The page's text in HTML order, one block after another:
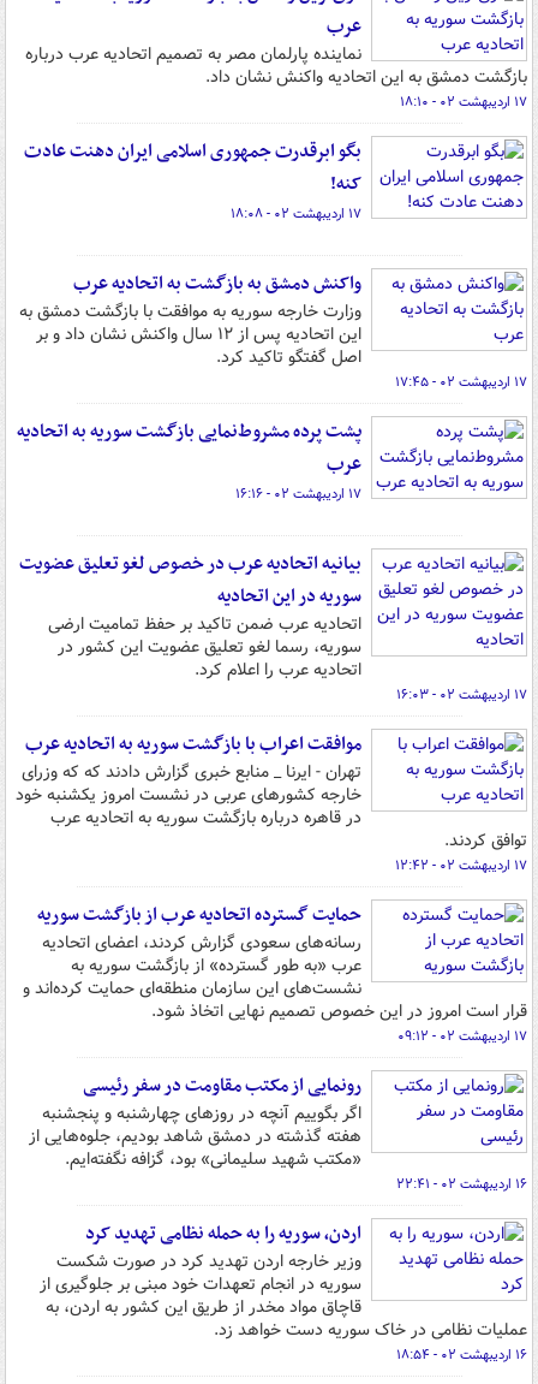
عرب
نماینده پارلمان مصر به تصمیم اتحادیه عرب درباره
بازگشت دمشق به این اتحادیه واکنش نشان داد.
۱۷ اردیبهشت ۰۲ - ۱۸:۱۰
بگو ابرقدرت جمهوری اسلامی ایران دهنت عادت
کنه!
۱۷ اردیبهشت ۰۲ - ۱۸:۰۸
واکنش دمشق به بازگشت به اتحادیه عرب
وزارت خارجه سوریه به موافقت با بازگشت دمشق به
این اتحادیه پس از ۱۲ سال واکنش نشان داد و بر
اصل گفتگو تاکید کرد.
۱۷ اردیبهشت ۰۲ - ۱۷:۴۵
پشت پرده مشروط‌نمایی بازگشت سوریه به اتحادیه
عرب
۱۷ اردیبهشت ۰۲ - ۱۶:۱۶
بیانیه اتحادیه عرب در خصوص لغو تعلیق عضویت
سوریه در این اتحادیه
اتحادیه عرب ضمن تاکید بر حفظ تمامیت ارضی
سوریه، رسما لغو تعلیق عضویت این کشور در
اتحادیه عرب را اعلام کرد.
۱۷ اردیبهشت ۰۲ - ۱۶:۰۳
موافقت اعراب با بازگشت سوریه به اتحادیه عرب
تهران - ایرنا _ منابع خبری گزارش دادند که که وزرای
خارجه کشورهای عربی در نشست امروز یکشنبه خود
در قاهره درباره بازگشت سوریه به اتحادیه عرب
توافق کردند.
۱۷ اردیبهشت ۰۲ - ۱۲:۴۲
حمایت گسترده اتحادیه عرب از بازگشت سوریه
رسانه‌های سعودی گزارش کردند، اعضای اتحادیه
عرب «به طور گسترده» از بازگشت سوریه به
نشست‌های این سازمان منطقه‌ای حمایت کرده‌اند و
قرار است امروز در این خصوص تصمیم نهایی اتخاذ شود.
۱۷ اردیبهشت ۰۲ - ۰۹:۱۲
رونمایی از مکتب مقاومت در سفر رئیسی
اگر بگوییم آنچه در روزهای چهارشنبه و پنجشنبه
هفته گذشته در دمشق شاهد بودیم، جلوه‌هایی از
«مکتب شهید سلیمانی» بود، گزافه نگفته‌ایم.
۱۶ اردیبهشت ۰۲ - ۲۲:۴۱
اردن، سوریه را به حمله نظامی تهدید کرد
وزیر خارجه اردن تهدید کرد در صورت شکست
سوریه در انجام تعهدات خود مبنی بر جلوگیری از
قاچاق مواد مخدر از طریق این کشور به اردن، به
عملیات نظامی در خاک سوریه دست خواهد زد.
۱۶ اردیبهشت ۰۲ - ۱۸:۵۴